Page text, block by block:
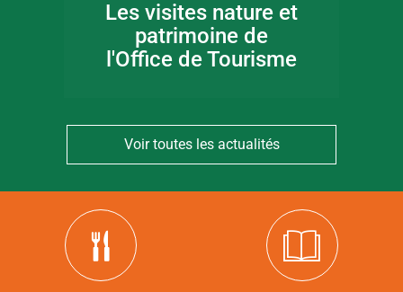
Les visites nature et
patrimoine de
l'Office de Tourisme
Voir toutes les actualités